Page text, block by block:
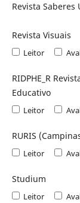
Revista Saberes
Revista Visuais
Leitor
RIDPHE_R
Educativo
Leitor
RURIS
Leitor
Studium
Leitor